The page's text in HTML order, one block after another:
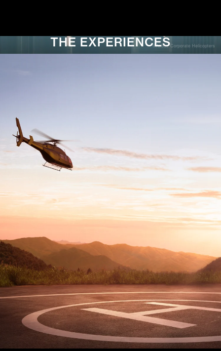
©Airbus Corporate Helicopters
THE EXPERIENCES